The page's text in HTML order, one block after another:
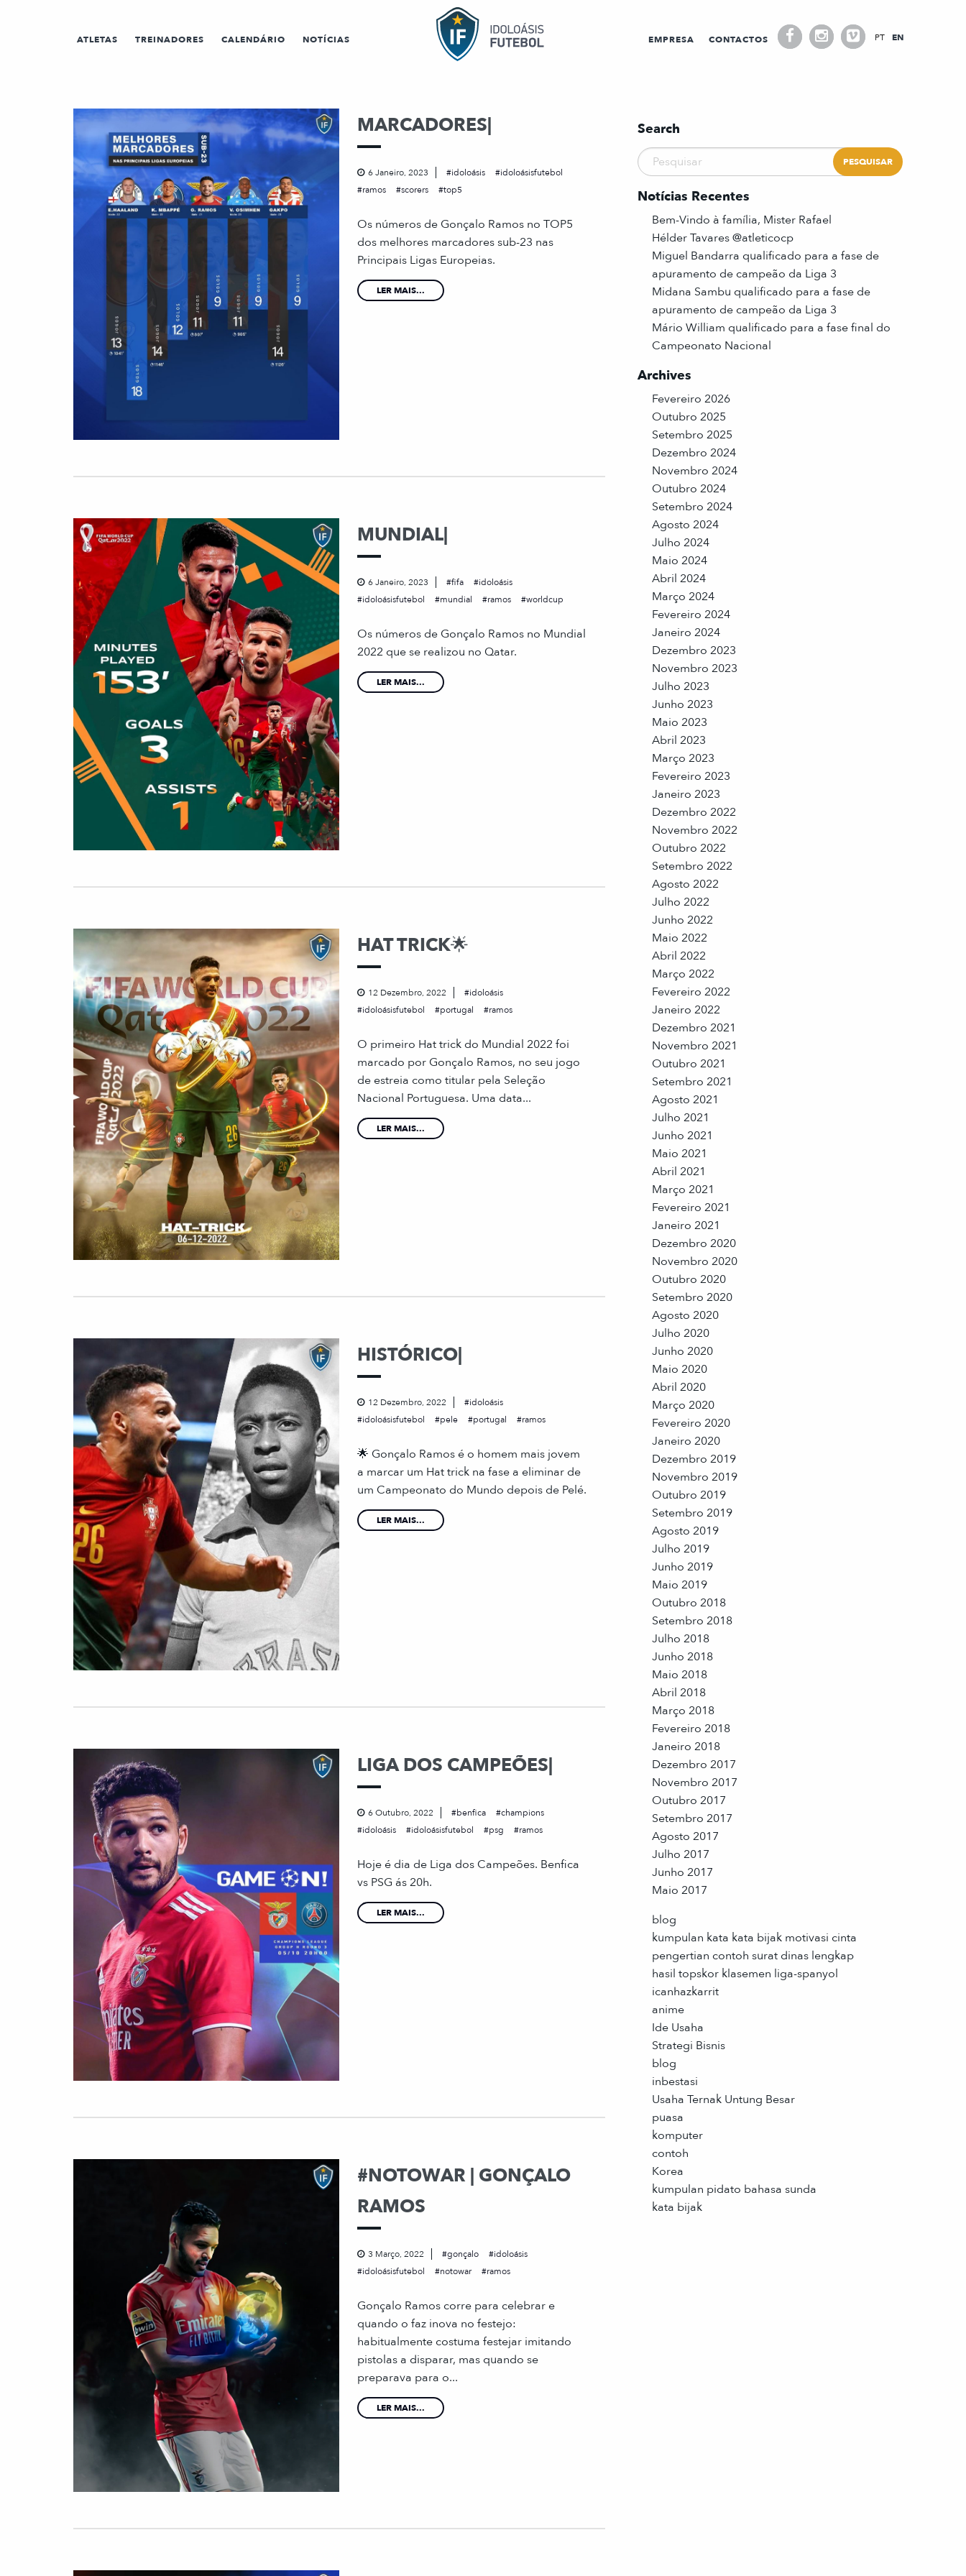
ATLETAS TREINADORES CALENDÁRIO NOTÍCIAS EMPRESA CONTACTOS PT EN
MARCADORES|
6 Janeiro, 2023 idoloásis
idoloásisfutebol
ramos
scorers top5
Os números de Gonçalo Ramos no TOP5
dos melhores marcadores sub-23 nas
Principais Ligas Europeias.
LER MAIS...
MUNDIAL|
6 Janeiro, 2023 fifa
idoloásis
idoloásisfutebol
mundial ramos worldcup
Os números de Gonçalo Ramos no Mundial
2022 que se realizou no Qatar.
LER MAIS...
HAT TRICK🌟
12 Dezembro, 2022
idoloásis
idoloásisfutebol
portugal ramos
O primeiro Hat trick do Mundial 2022 foi
marcado por Gonçalo Ramos, no seu jogo
de estreia como titular pela Seleção
Nacional Portuguesa. Uma data...
LER MAIS...
HISTÓRICO|
12 Dezembro, 2022
idoloásis
idoloásisfutebol
pele portugal ramos
🌟 Gonçalo Ramos é o homem mais jovem
a marcar um Hat trick na fase a eliminar de
um Campeonato do Mundo depois de Pelé.
LER MAIS...
LIGA DOS CAMPEÕES|
6 Outubro, 2022 benfica
champions
idoloásis
idoloásisfutebol psg ramos
Hoje é dia de Liga dos Campeões. Benfica
vs PSG ás 20h.
LER MAIS...
#NOTOWAR | GONÇALO
RAMOS
3 Março, 2022 gonçalo
idoloásis
idoloásisfutebol
notowar ramos
Gonçalo Ramos corre para celebrar e
quando o faz inova no festejo:
habitualmente costuma festejar imitando
pistolas a disparar, mas quando se
preparava para o...
LER MAIS...
Search
Notícias Recentes
Bem-Vindo à família, Mister Rafael
Hélder Tavares @atleticocp
Miguel Bandarra qualificado para a fase de
apuramento de campeão da Liga 3
Midana Sambu qualificado para a fase de
apuramento de campeão da Liga 3
Mário William qualificado para a fase final do
Campeonato Nacional
Archives
Fevereiro 2026
Outubro 2025
Setembro 2025
Dezembro 2024
Novembro 2024
Outubro 2024
Setembro 2024
Agosto 2024
Julho 2024
Maio 2024
Abril 2024
Março 2024
Fevereiro 2024
Janeiro 2024
Dezembro 2023
Novembro 2023
Julho 2023
Junho 2023
Maio 2023
Abril 2023
Março 2023
Fevereiro 2023
Janeiro 2023
Dezembro 2022
Novembro 2022
Outubro 2022
Setembro 2022
Agosto 2022
Julho 2022
Junho 2022
Maio 2022
Abril 2022
Março 2022
Fevereiro 2022
Janeiro 2022
Dezembro 2021
Novembro 2021
Outubro 2021
Setembro 2021
Agosto 2021
Julho 2021
Junho 2021
Maio 2021
Abril 2021
Março 2021
Fevereiro 2021
Janeiro 2021
Dezembro 2020
Novembro 2020
Outubro 2020
Setembro 2020
Agosto 2020
Julho 2020
Junho 2020
Maio 2020
Abril 2020
Março 2020
Fevereiro 2020
Janeiro 2020
Dezembro 2019
Novembro 2019
Outubro 2019
Setembro 2019
Agosto 2019
Julho 2019
Junho 2019
Maio 2019
Outubro 2018
Setembro 2018
Julho 2018
Junho 2018
Maio 2018
Abril 2018
Março 2018
Fevereiro 2018
Janeiro 2018
Dezembro 2017
Novembro 2017
Outubro 2017
Setembro 2017
Agosto 2017
Julho 2017
Junho 2017
Maio 2017
blog
kumpulan kata kata bijak motivasi cinta
pengertian contoh surat dinas lengkap
hasil topskor klasemen liga-spanyol
icanhazkarrit
anime
Ide Usaha
Strategi Bisnis
blog
inbestasi
Usaha Ternak Untung Besar
puasa
komputer
contoh
Korea
kumpulan pidato bahasa sunda
kata bijak